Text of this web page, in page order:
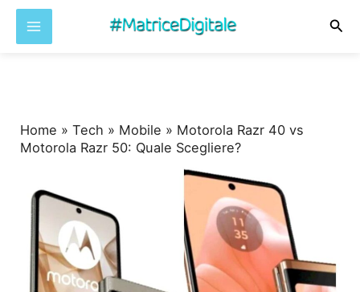
Home »Tech » Mobile » Motorola Razr 40 vs
Motorola Razr 50: Quale Scegliere?